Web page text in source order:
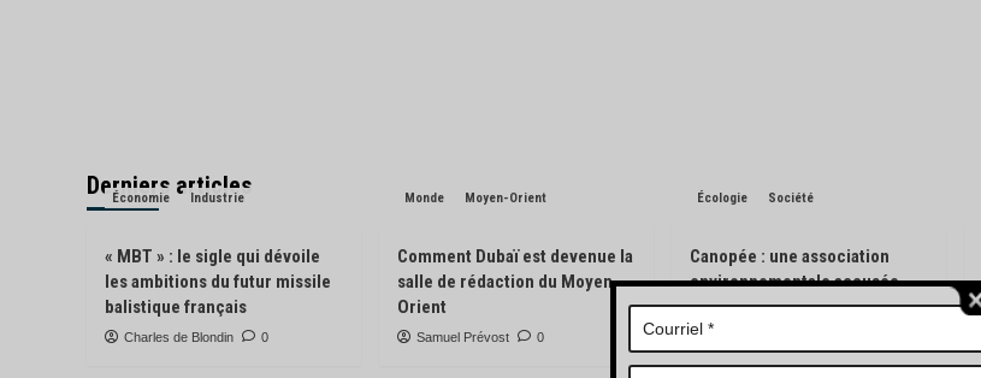
Derniers articles
Économie Industrie
« MBT » : le sigle qui dévoile
les ambitions du futur missile
balistique français
Charles de Blondin 0
Monde Moyen-Orient
Comment Dubaï est devenue la
salle de rédaction du Moyen-
Orient
Samuel Prévost 0
Écologie Société
Canopée : une association
environnementale accusée
d’avoir pisté des engins
forestiers
Charles de Blondin 0